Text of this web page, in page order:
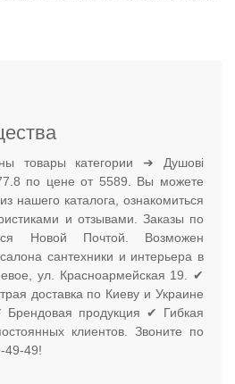
товары категории ➔ Душові
по цене от 5589. Вы можете
нашего каталога, ознакомиться
и отзывами. Заказы по
Новой Почтой. Возможен
сантехники и интерьера в
ул. Красноармейская 19. ✔
доставка по Киеву и Украине
продукция ✔ Гибкая
клиентов. Звоните по
49-49!